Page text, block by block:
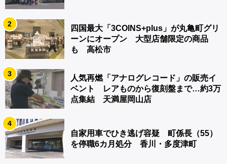
2
四国最大「3COINS+plus」が丸亀町グリ
ーンにオープン 大型店舗限定の商品
も 高松市
3
人気再燃「アナログレコード」の販売イ
ベント レアものから復刻盤まで…約3万
点集結 天満屋岡山店
4
自家用車でひき逃げ容疑 町係長（55）
を停職6カ月処分 香川・多度津町